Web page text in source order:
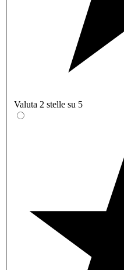
Valuta 2 stelle su 5